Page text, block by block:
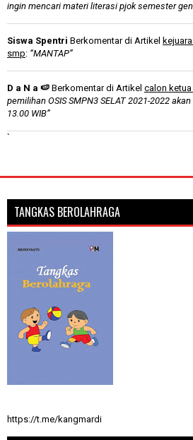
ingin mencari materi literasi pjok semester
Siswa Spentri Berkomentar di Artikel
smp: “MANTAP”
D a N a 🍉 Berkomentar di Artikel calon
pemilihan OSIS SMPN3 SELAT 2021-2022
13.00 WIB”
`
TANGKAS BEROLAHRAGA
https://t.me/kangmardi